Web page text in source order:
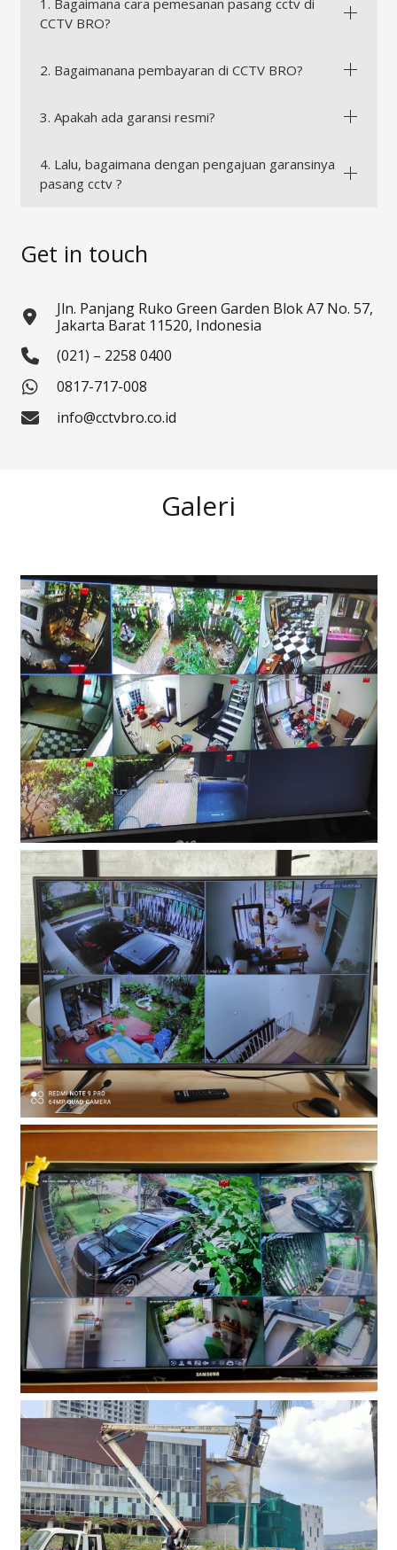
CCTV BRO?
2. Bagaimanana pembayaran di CCTV BRO?
3. Apakah ada garansi resmi?
4. Lalu, bagaimana dengan pengajuan garansinya
pasang cctv ?
Get in touch
Jln. Panjang Ruko Green Garden Blok A7 No. 57,
Jakarta Barat 11520, Indonesia
(021) – 2258 0400
0817-717-008
info@cctvbro.co.id
Galeri